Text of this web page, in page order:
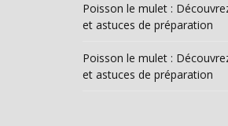
Poisson le mulet :
et astuces de préparation
Poisson le mulet :
et astuces de préparation